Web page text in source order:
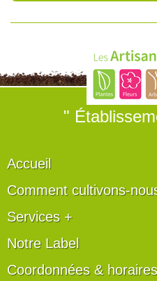
"
Accueil
Comment cultivons-
Services +
Notre Label
Coordonnées & horaires